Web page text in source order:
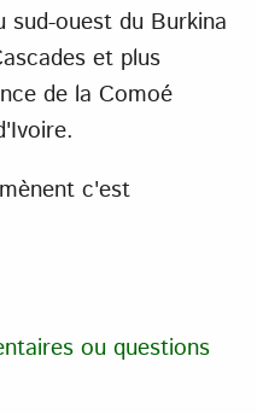
sud-ouest du Burkina
et plus
de la Comoé
c'est
ou questions